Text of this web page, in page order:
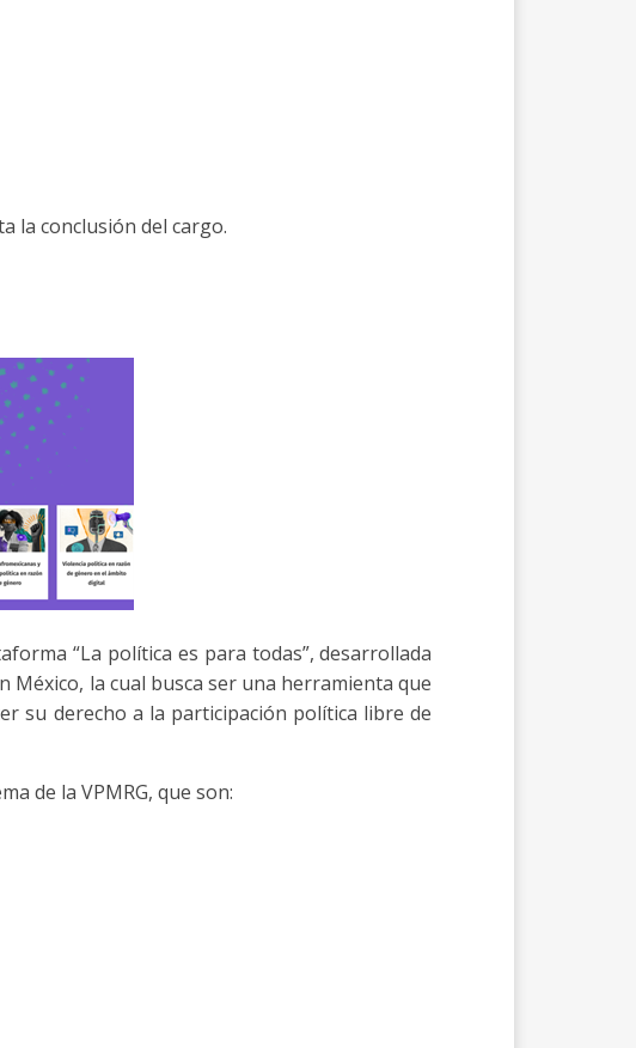
la conclusión del cargo.
“La política es para todas”, desarrollada
México, la cual busca ser una herramienta que
su derecho a la participación política libre de
de la VPMRG, que son: